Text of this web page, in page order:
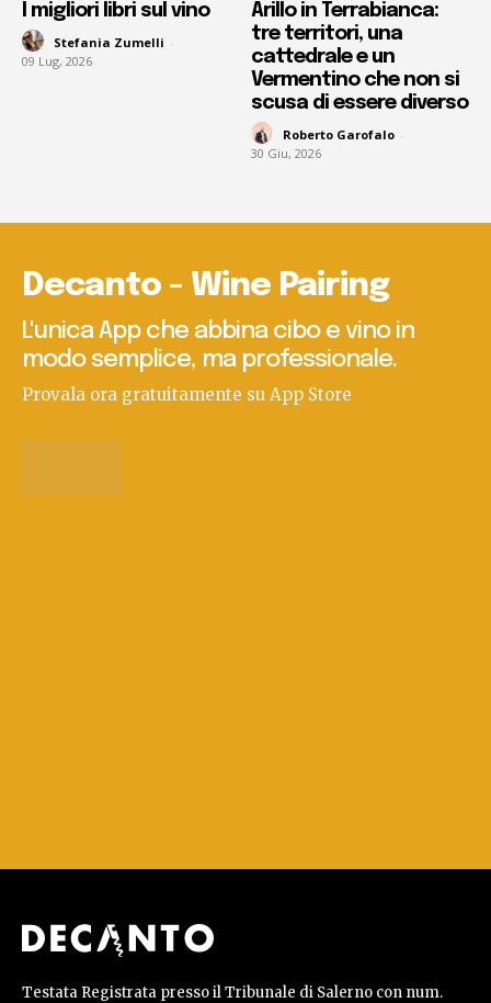
I migliori libri sul vino
Stefania Zumelli -
09 Lug, 2026
Arillo in Terrabianca:
tre territori, una
cattedrale e un
Vermentino che non si
scusa di essere diverso
Roberto Garofalo -
30 Giu, 2026
Decanto - Wine Pairing
L'unica App che abbina cibo e vino in
modo semplice, ma professionale.
Provala ora gratuitamente su App Store
Testata Registrata presso il Tribunale di Salerno con num.